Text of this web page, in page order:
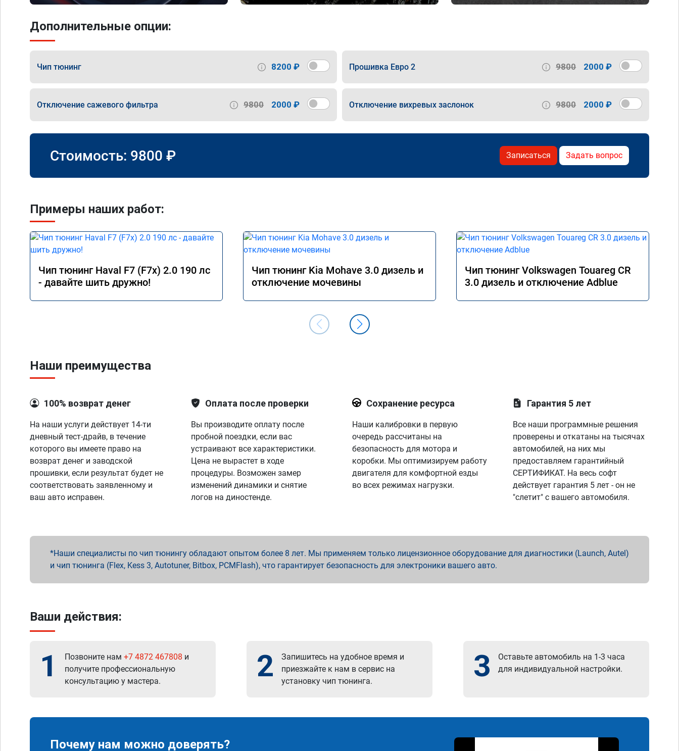
Дополнительные опции:
Чип тюнинг 8200 ₽ Прошивка Евро 2 9800 2000 ₽
Отключение сажевого фильтра 9800 2000 ₽ Отключение вихревых заслонок 9800 2000 ₽
Стоимость: 9800 ₽ Записаться Задать вопрос
Примеры наших работ:
Чип тюнинг Haval F7 (F7x) 2.0 190 лс
- давайте шить дружно!
Чип тюнинг Kia Mohave 3.0 дизель и
отключение мочевины
Чип тюнинг Volkswagen Touareg CR
3.0 дизель и отключение Adblue
Наши преимущества
100% возврат денег
На наши услуги действует 14-ти
дневный тест-драйв, в течение
которого вы имеете право на
возврат денег и заводской
прошивки, если результат будет не
соответствовать заявленному и
ваш авто исправен.
Оплата после проверки
Вы производите оплату после
пробной поездки, если вас
устраивают все характеристики.
Цена не вырастет в ходе
процедуры. Возможен замер
изменений динамики и снятие
логов на диностенде.
Сохранение ресурса
Наши калибровки в первую
очередь рассчитаны на
безопасность для мотора и
коробки. Мы оптимизируем работу
двигателя для комфортной езды
во всех режимах нагрузки.
Гарантия 5 лет
Все наши программные решения
проверены и откатаны на тысячах
автомобилей, на них мы
предоставляем гарантийный
СЕРТИФИКАТ. На весь софт
действует гарантия 5 лет - он не
"слетит" с вашего автомобиля.
Наши специалисты по чип тюнингу обладают опытом более 8 лет. Мы применяем только лицензионное оборудование для диагностики (Launch, Autel)
и чип тюнинга (Flex, Kess 3, Autotuner, Bitbox, PCMFlash), что гарантирует безопасность для электроники вашего авто.
Ваши действия:
1 Позвоните нам +7 4872 467808 и
получите профессиональную
консультацию у мастера.
2
Запишитесь на удобное время и
приезжайте к нам в сервис на
установку чип тюнинга.
3
Оставьте автомобиль на 1-3 часа
для индивидуальной настройки.
Почему нам можно доверять?